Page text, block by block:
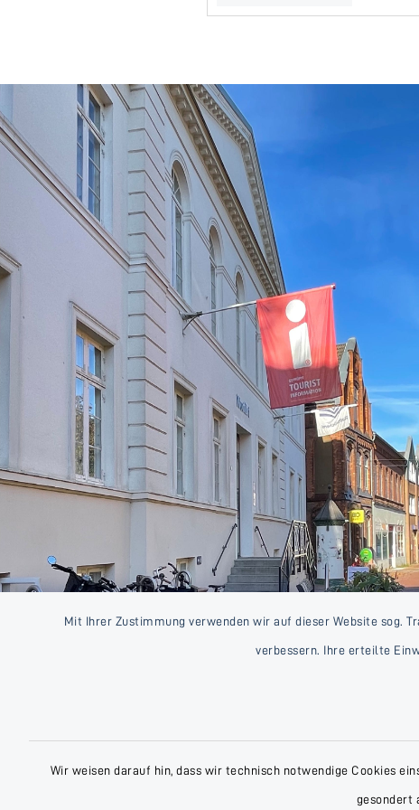
Mit Ihrer Zustimmung verwenden wir auf dieser Website sog.
verbessern. Ihre erteilte
Wir weisen darauf hin, dass wir technisch notwendige Cookies
gesondert